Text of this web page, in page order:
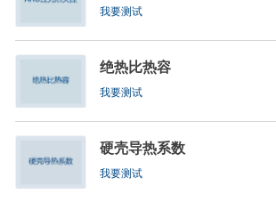
我要测试
绝热比热容
我要测试
硬壳导热系数
我要测试